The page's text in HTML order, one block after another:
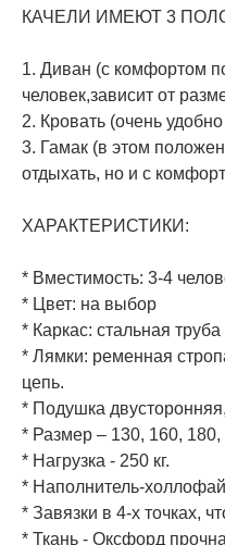
КАЧЕЛИ ИМЕЮТ 3
1. Диван (с комфортом
человек,зависит от
2. Кровать (очень
3. Гамак (в этом
отдыхать, но и с
ХАРАКТЕРИСТИКИ:
* Вместимость: 3-4
* Цвет: на выбор
* Каркас: стальная
* Лямки: ременная
цепь.
* Подушка
* Размер – 130, 160, 180,
* Нагрузка - 250 кг.
* Наполнитель-
* Завязки в 4-х точках,
* Ткань - Оксфорд